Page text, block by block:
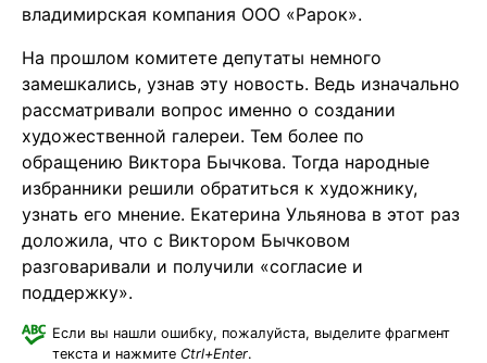
владимирская компания ООО «Рарок».
На прошлом комитете депутаты немного
замешкались, узнав эту новость. Ведь изначально
рассматривали вопрос именно о создании
художественной галереи. Тем более по
обращению Виктора Бычкова. Тогда народные
избранники решили обратиться к художнику,
узнать его мнение. Екатерина Ульянова в этот раз
доложила, что с Виктором Бычковом
разговаривали и получили «согласие и
поддержку».
Если вы нашли ошибку, пожалуйста, выделите фрагмент
текста и нажмите Ctrl+Enter.